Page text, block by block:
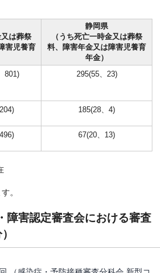
又は葬祭
害児養育
静岡県
（うち死亡一時金又は葬祭
料、障害年金又は障害児養育
年金）
801) 295(55、23)
185(28、4)
67(20、13)
。
障害認定審査会における審査